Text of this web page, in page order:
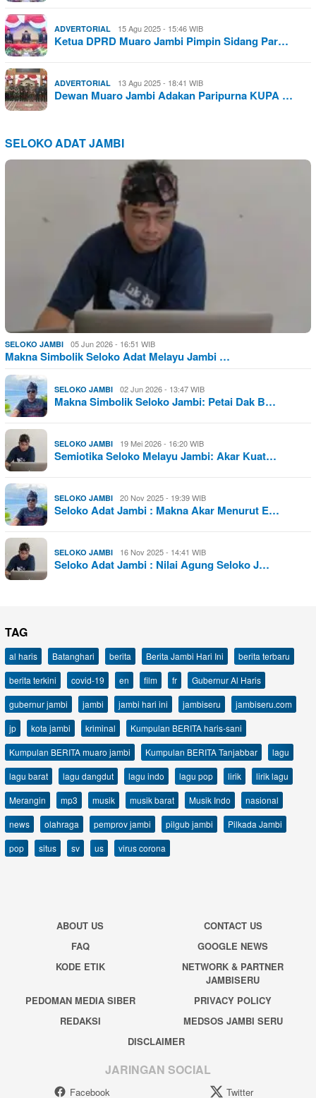
ADVERTORIAL 15 Agu 2025 - 15:46 WIB
Ketua DPRD Muaro Jambi Pimpin Sidang Par…
ADVERTORIAL 13 Agu 2025 - 18:41 WIB
Dewan Muaro Jambi Adakan Paripurna KUPA …
SELOKO ADAT JAMBI
SELOKO JAMBI 05 Jun 2026 - 16:51 WIB
Makna Simbolik Seloko Adat Melayu Jambi …
SELOKO JAMBI 02 Jun 2026 - 13:47 WIB
Makna Simbolik Seloko Jambi: Petai Dak B…
SELOKO JAMBI 19 Mei 2026 - 16:20 WIB
Semiotika Seloko Melayu Jambi: Akar Kuat…
SELOKO JAMBI 20 Nov 2025 - 19:39 WIB
Seloko Adat Jambi : Makna Akar Menurut E…
SELOKO JAMBI 16 Nov 2025 - 14:41 WIB
Seloko Adat Jambi : Nilai Agung Seloko J…
TAG
al haris Batanghari berita Berita Jambi Hari Ini
berita terbaru
berita terkini
covid-19 en film fr
Gubernur Al Haris
gubernur jambi
jambi jambi hari ini jambiseru
jambiseru.com
jp
kota jambi kriminal
Kumpulan BERITA haris-sani
Kumpulan BERITA muaro jambi
Kumpulan BERITA Tanjabbar
lagu
lagu barat
lagu dangdut lagu indo lagu pop lirik
lirik lagu
Merangin
mp3 musik musik barat Musik Indo
nasional
news
olahraga pemprov jambi pilgub jambi
Pilkada Jambi
pop
situs sv us virus corona
ABOUT US
CONTACT US
FAQ
GOOGLE NEWS
KODE ETIK
NETWORK & PARTNER
JAMBISERU
PEDOMAN MEDIA SIBER
PRIVACY POLICY
REDAKSI
MEDSOS JAMBI SERU
DISCLAIMER
JARINGAN SOCIAL
Facebook Twitter